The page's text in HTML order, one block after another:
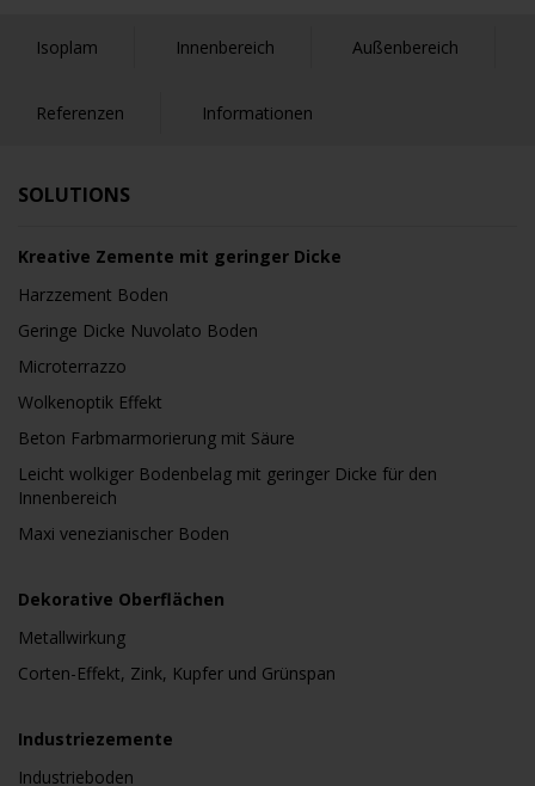
Isoplam Innenbereich Außenbereich
Referenzen Informationen
SOLUTIONS
Kreative Zemente mit geringer Dicke
Harzzement Boden
Geringe Dicke Nuvolato Boden
Microterrazzo
Wolkenoptik Effekt
Beton Farbmarmorierung mit Säure
Leicht wolkiger Bodenbelag mit geringer Dicke für den
Innenbereich
Maxi venezianischer Boden
Dekorative Oberflächen
Metallwirkung
Corten-Effekt, Zink, Kupfer und Grünspan
Industriezemente
Industrieboden